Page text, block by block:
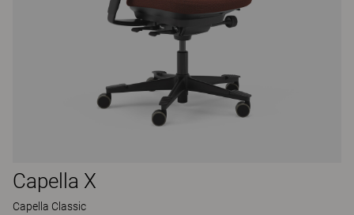
Capella X
Capella Classic